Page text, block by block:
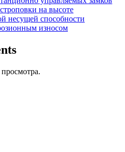
на высоте
несущей способности
износом